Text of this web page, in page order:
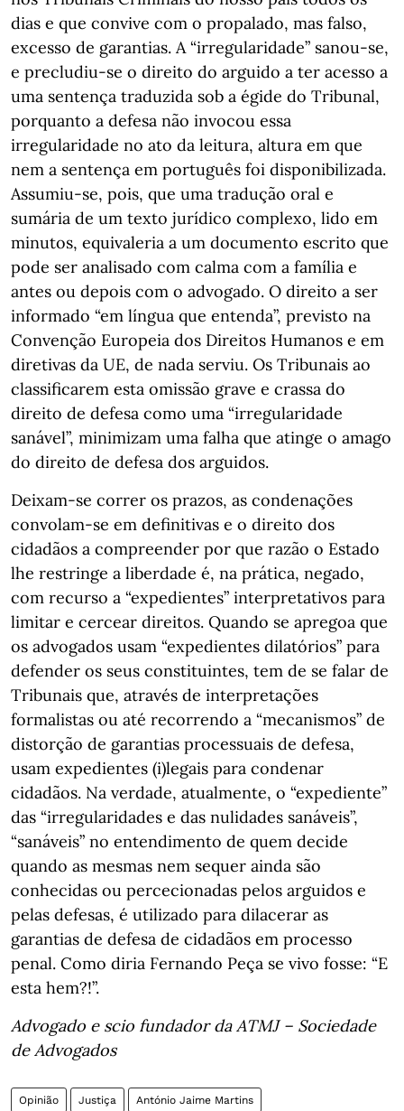
dias e que convive com o propalado, mas falso,
excesso de garantias. A “irregularidade” sanou-se,
e precludiu-se o direito do arguido a ter acesso a
uma sentença traduzida sob a égide do Tribunal,
porquanto a defesa não invocou essa
irregularidade no ato da leitura, altura em que
nem a sentença em português foi disponibilizada.
Assumiu-se, pois, que uma tradução oral e
sumária de um texto jurídico complexo, lido em
minutos, equivaleria a um documento escrito que
pode ser analisado com calma com a família e
antes ou depois com o advogado. O direito a ser
informado “em língua que entenda”, previsto na
Convenção Europeia dos Direitos Humanos e em
diretivas da UE, de nada serviu. Os Tribunais ao
classificarem esta omissão grave e crassa do
direito de defesa como uma “irregularidade
sanável”, minimizam uma falha que atinge o amago
do direito de defesa dos arguidos.
Deixam-se correr os prazos, as condenações
convolam-se em definitivas e o direito dos
cidadãos a compreender por que razão o Estado
lhe restringe a liberdade é, na prática, negado,
com recurso a “expedientes” interpretativos para
limitar e cercear direitos. Quando se apregoa que
os advogados usam “expedientes dilatórios” para
defender os seus constituintes, tem de se falar de
Tribunais que, através de interpretações
formalistas ou até recorrendo a “mecanismos” de
distorção de garantias processuais de defesa,
usam expedientes (i)legais para condenar
cidadãos. Na verdade, atualmente, o “expediente”
das “irregularidades e das nulidades sanáveis”,
“sanáveis” no entendimento de quem decide
quando as mesmas nem sequer ainda são
conhecidas ou percecionadas pelos arguidos e
pelas defesas, é utilizado para dilacerar as
garantias de defesa de cidadãos em processo
penal. Como diria Fernando Peça se vivo fosse: “E
esta hem?!”.
Advogado e scio fundador da ATMJ – Sociedade
de Advogados
Opinião Justiça António Jaime Martins